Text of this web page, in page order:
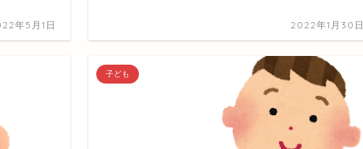
年5月1日 2022年1月30日
子ども